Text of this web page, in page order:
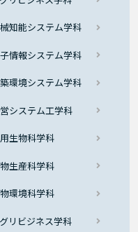
知能システム学科
情報システム学科
環境システム学科
システム工学科
生物科学科
生産科学科
環境科学科
リビジネス学科